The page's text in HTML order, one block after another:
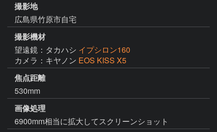
撮影地
広島県竹原市自宅
撮影機材
望遠鏡：タカハシ イプシロン160
カメラ：キヤノン EOS KISS X5
焦点距離
530mm
画像処理
6900mm相当に拡大してスクリーンショット